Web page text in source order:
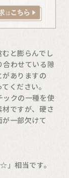
と膨らんでし
合わせている隙
ありますの
ください。
ックの一種を使
ですが、硬さ
一部欠けて
相当です。